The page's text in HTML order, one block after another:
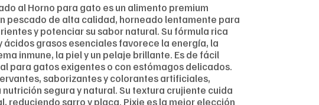
al Horno para gato es un alimento premium
pescado de alta calidad, horneado lentamente para
y potenciar su sabor natural. Su fórmula rica
ácidos grasos esenciales favorece la energía, la
inmune, la piel y un pelaje brillante. Es de fácil
para gatos exigentes o con estómagos delicados.
saborizantes y colorantes artificiales,
segura y natural. Su textura crujiente cuida
reduciendo sarro y placa. Pixie es la mejor elección